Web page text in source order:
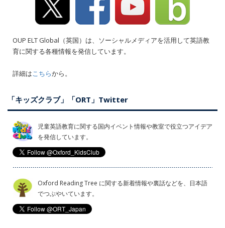
OUP ELT Global（英国）は、ソーシャルメディアを活用して英語教
育に関する各種情報を発信しています。
詳細はこちらから。
「キッズクラブ」「ORT」Twitter
児童英語教育に関する国内イベント情報や教室で役立つアイデア
を発信しています。
Oxford Reading Tree に関する新着情報や裏話などを、日本語
でつぶやいています。